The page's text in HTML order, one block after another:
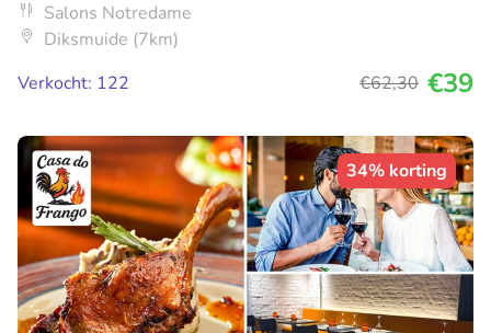
Salons Notredame
Diksmuide (7km)
Verkocht: 122
€62,30 €39
34% korting